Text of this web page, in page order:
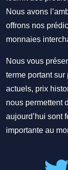
Nous avons
offrons nos
monnaies
Nous vous
terme portant
actuels, prix
nous permettent
aujourd’hui sont
importante au